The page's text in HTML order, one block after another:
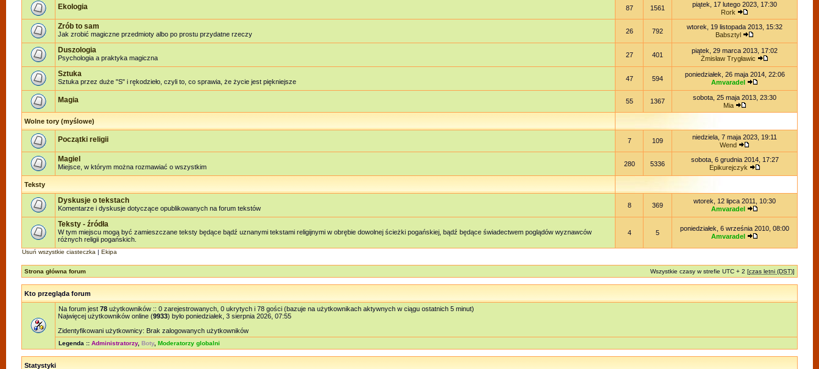
Ekologia 87 1561
piątek, 17 lutego 2023, 17:30
Rork
Zrób to sam
Jak zrobić magiczne przedmioty albo po prostu przydatne rzeczy 26 792
wtorek, 19 listopada 2013, 15:32
Babsztyl
Duszologia
Psychologia a praktyka magiczna 27 401
piątek, 29 marca 2013, 17:02
Żmisław Trygławic
Sztuka
Sztuka przez duże "S" i rękodzieło, czyli to, co sprawia, że życie jest piękniejsze 47 594
poniedziałek, 26 maja 2014, 22:06
Amvaradel
Magia 55 1367
sobota, 25 maja 2013, 23:30
Mia
Wolne tory (myślowe)
Początki religii 7 109
niedziela, 7 maja 2023, 19:11
Wend
Magiel
Miejsce, w którym można rozmawiać o wszystkim 280 5336
sobota, 6 grudnia 2014, 17:27
Epikurejczyk
Teksty
Dyskusje o tekstach
Komentarze i dyskusje dotyczące opublikowanych na forum tekstów 8 369
wtorek, 12 lipca 2011, 10:30
Amvaradel
Teksty - źródła
W tym miejscu mogą być zamieszczane teksty będące bądź uznanymi tekstami religijnymi w obrębie dowolnej ścieżki pogańskiej, bądź będące świadectwem poglądów wyznawców
różnych religii pogańskich.
4 5
poniedziałek, 6 września 2010, 08:00
Amvaradel
Usuń wszystkie ciasteczka | Ekipa
Strona główna forum Wszystkie czasy w strefie UTC + 2 [czas letni (DST)]
Kto przegląda forum
Na forum jest 78 użytkowników :: 0 zarejestrowanych, 0 ukrytych i 78 gości (bazuje na użytkownikach aktywnych w ciągu ostatnich 5 minut)
Najwięcej użytkowników online (9933) było poniedziałek, 3 sierpnia 2026, 07:55
Zidentyfikowani użytkownicy: Brak zalogowanych użytkowników
Legenda :: Administratorzy, Boty, Moderatorzy globalni
Statystyki